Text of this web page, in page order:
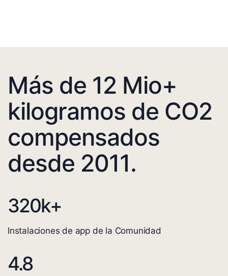
Más de 12 Mio+
kilogramos de CO2
compensados
desde 2011.
320k+
Instalaciones de app de la Comunidad
4.8